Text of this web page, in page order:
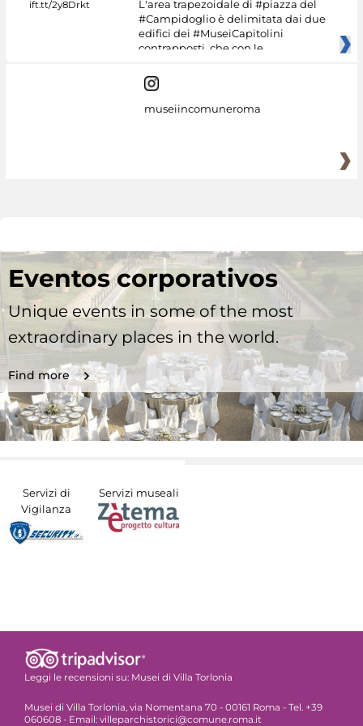
L'area trapezoidale di #piazza del
#Campidoglio è delimitata dai due
edifici dei #MuseiCapitolini
contrapposti, che con le
museiincomuneroma
Eventos corporativos
Unique events in some of the most
extraordinary places in the world.
Find more
Servizi di
Vigilanza
Servizi museali
Leggi le recensioni su: Musei di Villa Torlonia
Musei di Villa Torlonia, via Nomentana 70 - 00161 Roma - Tel. +39
060608 - Email: villeparchistorici@comune.roma.it